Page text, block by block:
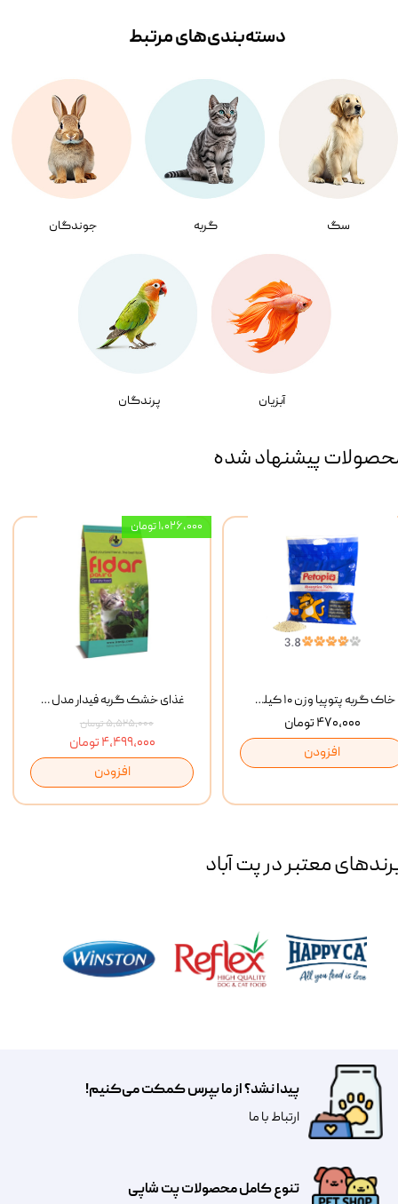
سگ گربه جوندگان
آبزیان پرندگان
دسته‌بندی‌‌های مرتبط
پیشنهاد شده
غذای خشک گربه فیدار مدل Adult وزن 10 کیلوگرم
۵,۵۲۵,۰۰۰ تومان
۴,۴۹۹,۰۰۰ تومان
افزودن
۱,۰۲۶,۰۰۰ تومان
خاک گربه پتوپیا وزن ۱۰ کیلوگرم
۴۷۰,۰۰۰ تومان
افزودن
معتبر در پت آباد
تنوع کامل محصولات پت شاپی
پیدا نشد؟ از ما بپرس کمکت می‌کنیم!
​​​ارتباط با ما